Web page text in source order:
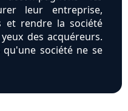
leur entreprise,
et rendre la société
des acquéreurs.
société ne se